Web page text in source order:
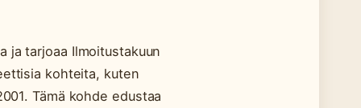
ja tarjoaa Ilmoitustakuun
kohteita, kuten
Tämä kohde edustaa